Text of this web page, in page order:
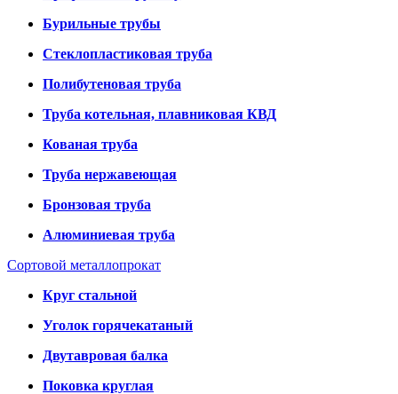
Бурильные трубы
Стеклопластиковая труба
Полибутеновая труба
Труба котельная, плавниковая КВД
Кованая труба
Труба нержавеющая
Бронзовая труба
Алюминиевая труба
Сортовой металлопрокат
Круг стальной
Уголок горячекатаный
Двутавровая балка
Поковка круглая